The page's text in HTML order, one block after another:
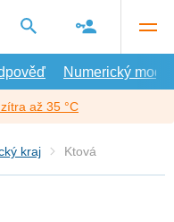
Numerický model
až 35 °C
kraj Ktová